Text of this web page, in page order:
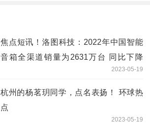
焦点短讯！洛图科技：2022年中国智能
音箱全渠道销量为2631万台 同比下降
2023-05-19
杭州的杨茗玥同学，点名表扬！ 环球热
点
2023-05-19